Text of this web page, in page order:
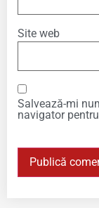
Site web
Salvează-mi
navigator